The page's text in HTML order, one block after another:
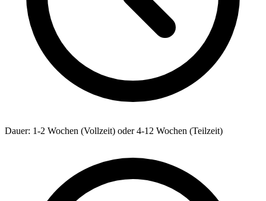
Dauer: 1-2 Wochen (Vollzeit) oder 4-12 Wochen (Teilzeit)